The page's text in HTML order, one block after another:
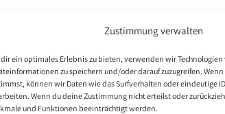
Zustimmung verwalten
ein optimales Erlebnis zu bieten, verwenden wir Technologien
zu speichern und/oder darauf zuzugreifen.
können wir Daten wie das Surfverhalten oder eindeutige
Wenn du deine Zustimmung nicht erteilst oder
und Funktionen beeinträchtigt werden.
TVO en la exposición
organizó una exposición de arte
de 100 pinturas de pintores